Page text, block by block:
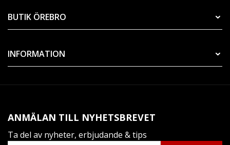
BUTIK ÖREBRO
INFORMATION
ANMÄLAN TILL NYHETSBREVET
Ta del av nyheter, erbjudande & tips